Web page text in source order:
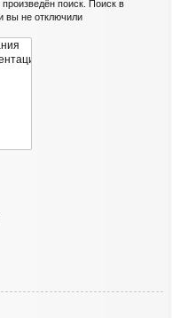
поиск. Поиск в
вы не отключили